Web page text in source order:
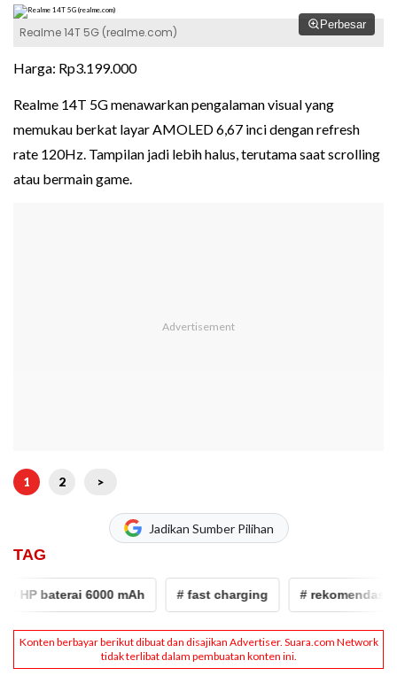
Perbesar
Realme 14T 5G (realme.com)
Harga: Rp3.199.000
Realme 14T 5G menawarkan pengalaman visual yang
memukau berkat layar AMOLED 6,67 inci dengan refresh
rate 120Hz. Tampilan jadi lebih halus, terutama saat scrolling
atau bermain game.
1 2 >
Jadikan Sumber Pilihan
TAG
HP baterai 6000 mAh # fast charging # rekomendasi hp